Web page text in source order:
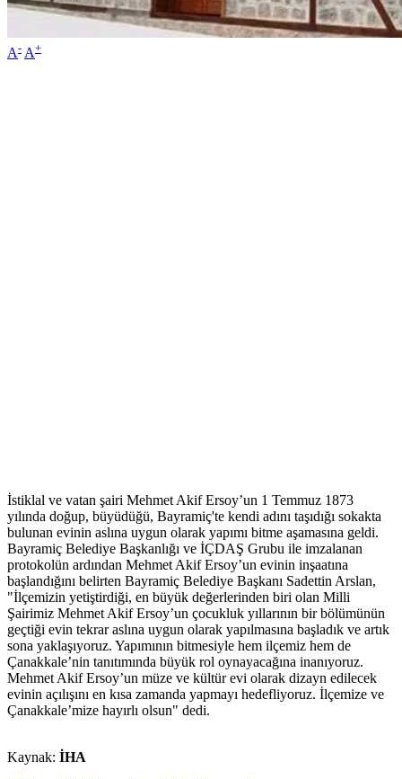
A- A+
İstiklal ve vatan şairi Mehmet Akif Ersoy’un 1 Temmuz 1873
yılında doğup, büyüdüğü, Bayramiç'te kendi adını taşıdığı sokakta
bulunan evinin aslına uygun olarak yapımı bitme aşamasına geldi.
Bayramiç Belediye Başkanlığı ve İÇDAŞ Grubu ile imzalanan
protokolün ardından Mehmet Akif Ersoy’un evinin inşaatına
başlandığını belirten Bayramiç Belediye Başkanı Sadettin Arslan,
"İlçemizin yetiştirdiği, en büyük değerlerinden biri olan Milli
Şairimiz Mehmet Akif Ersoy’un çocukluk yıllarının bir bölümünün
geçtiği evin tekrar aslına uygun olarak yapılmasına başladık ve artık
sona yaklaşıyoruz. Yapımının bitmesiyle hem ilçemiz hem de
Çanakkale’nin tanıtımında büyük rol oynayacağına inanıyoruz.
Mehmet Akif Ersoy’un müze ve kültür evi olarak dizayn edilecek
evinin açılışını en kısa zamanda yapmayı hedefliyoruz. İlçemize ve
Çanakkale’mize hayırlı olsun" dedi.
Kaynak: İHA